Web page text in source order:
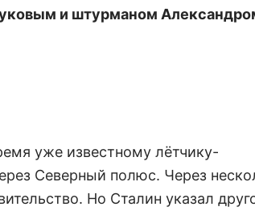
и штурманом
уже известному лётчику-
Северный полюс. Через
Но Сталин указал